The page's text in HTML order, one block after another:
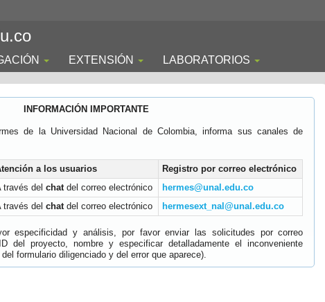
EXTENSIÓN LABORATORIOS
INFORMACIÓN IMPORTANTE
de la Universidad Nacional de Colombia, informa sus canales de
a los usuarios
Registro por correo electrónico
través del chatdel correo electrónico
hermes@unal.edu.co
través del chatdel correo electrónico hermesext_nal@unal.edu.co
especificidad y análisis, por favor enviar las solicitudes por correo
del proyecto, nombre y especificar detalladamente el inconveniente
formulario diligenciado y del error que aparece).